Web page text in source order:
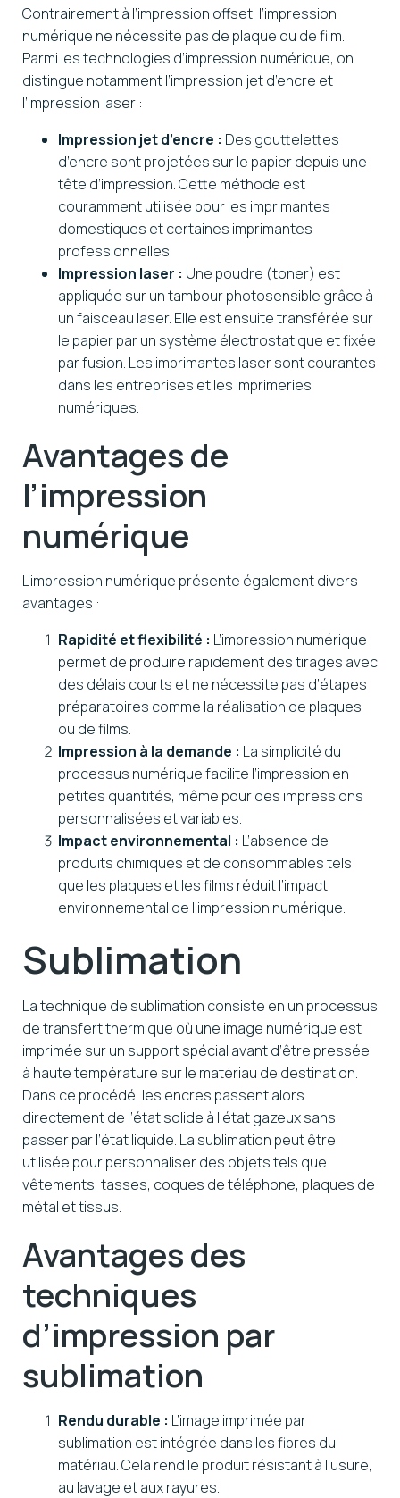
Contrairement à l’impression offset, l’impression
numérique ne nécessite pas de plaque ou de film.
Parmi les technologies d’impression numérique, on
distingue notamment l’impression jet d’encre et
l’impression laser :
Impression jet d’encre : Des gouttelettes
d’encre sont projetées sur le papier depuis une
tête d’impression. Cette méthode est
couramment utilisée pour les imprimantes
domestiques et certaines imprimantes
professionnelles.
Impression laser : Une poudre (toner) est
appliquée sur un tambour photosensible grâce à
un faisceau laser. Elle est ensuite transférée sur
le papier par un système électrostatique et fixée
par fusion. Les imprimantes laser sont courantes
dans les entreprises et les imprimeries
numériques.
Avantages de
l’impression
numérique
L’impression numérique présente également divers
avantages :
Rapidité et flexibilité : L’impression numérique
permet de produire rapidement des tirages avec
des délais courts et ne nécessite pas d’étapes
préparatoires comme la réalisation de plaques
ou de films.
Impression à la demande : La simplicité du
processus numérique facilite l’impression en
petites quantités, même pour des impressions
personnalisées et variables.
Impact environnemental : L’absence de
produits chimiques et de consommables tels
que les plaques et les films réduit l’impact
environnemental de l’impression numérique.
Sublimation
La technique de sublimation consiste en un processus
de transfert thermique où une image numérique est
imprimée sur un support spécial avant d’être pressée
à haute température sur le matériau de destination.
Dans ce procédé, les encres passent alors
directement de l’état solide à l’état gazeux sans
passer par l’état liquide. La sublimation peut être
utilisée pour personnaliser des objets tels que
vêtements, tasses, coques de téléphone, plaques de
métal et tissus.
Avantages des
techniques
d’impression par
sublimation
Rendu durable : L’image imprimée par
sublimation est intégrée dans les fibres du
matériau. Cela rend le produit résistant à l’usure,
au lavage et aux rayures.